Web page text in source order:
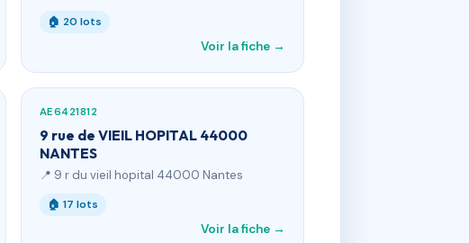
🏠 20 lots
Voir la fiche →
AE6421812
9 rue de VIEIL HOPITAL 44000
NANTES
📍 9 r du vieil hopital 44000 Nantes
🏠 17 lots
Voir la fiche →